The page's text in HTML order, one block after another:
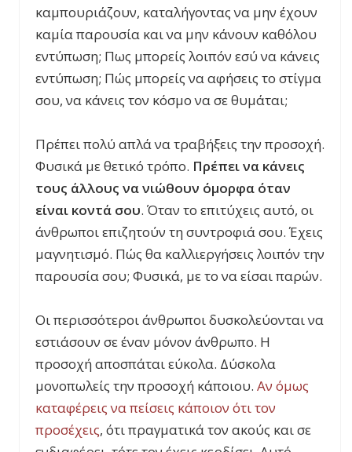
καμπουριάζουν, καταλήγοντας να μην έχουν
καμία παρουσία και να μην κάνουν καθόλου
εντύπωση; Πως μπορείς λοιπόν εσύ να κάνεις
εντύπωση; Πώς μπορείς να αφήσεις το στίγμα
σου, να κάνεις τον κόσμο να σε θυμάται;
Πρέπει πολύ απλά να τραβήξεις την προσοχή.
Φυσικά με θετικό τρόπο. Πρέπει να κάνεις
τους άλλους να νιώθουν όμορφα όταν
είναι κοντά σου. Όταν το επιτύχεις αυτό, οι
άνθρωποι επιζητούν τη συντροφιά σου. Έχεις
μαγνητισμό. Πώς θα καλλιεργήσεις λοιπόν την
παρουσία σου; Φυσικά, με το να είσαι παρών.
Οι περισσότεροι άνθρωποι δυσκολεύονται να
εστιάσουν σε έναν μόνον άνθρωπο. Η
προσοχή αποσπάται εύκολα. Δύσκολα
μονοπωλείς την προσοχή κάποιου. Αν όμως
καταφέρεις να πείσεις κάποιον ότι τον
προσέχεις, ότι πραγματικά τον ακούς και σε